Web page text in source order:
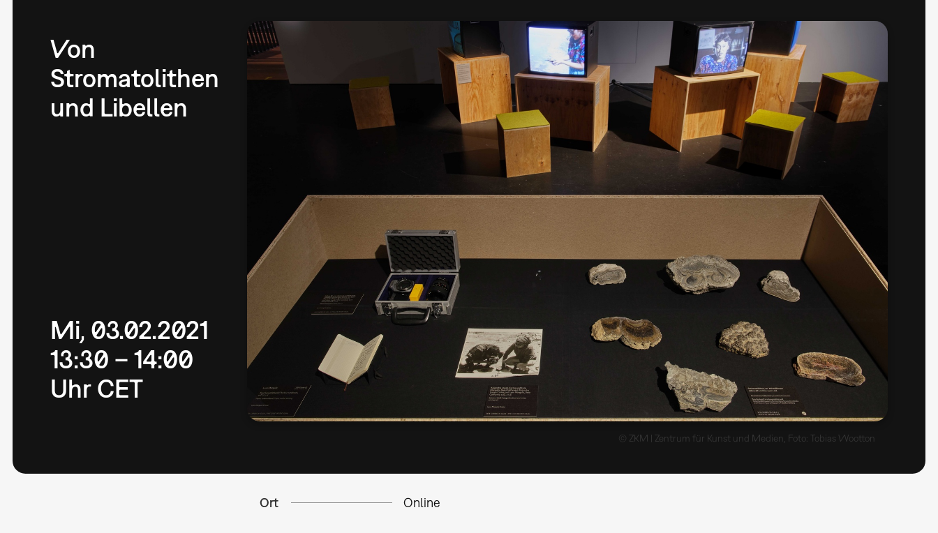
Von
Stromatolithen
und Libellen
Mi, 03.02.2021
13:30 – 14:00
Uhr CET
© ZKM | Zentrum für Kunst und Medien, Foto: Tobias Wootton
Ort Online